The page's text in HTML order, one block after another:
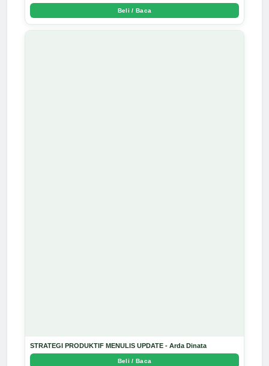
Beli / Baca
STRATEGI PRODUKTIF MENULIS UPDATE - Arda Dinata
Beli / Baca